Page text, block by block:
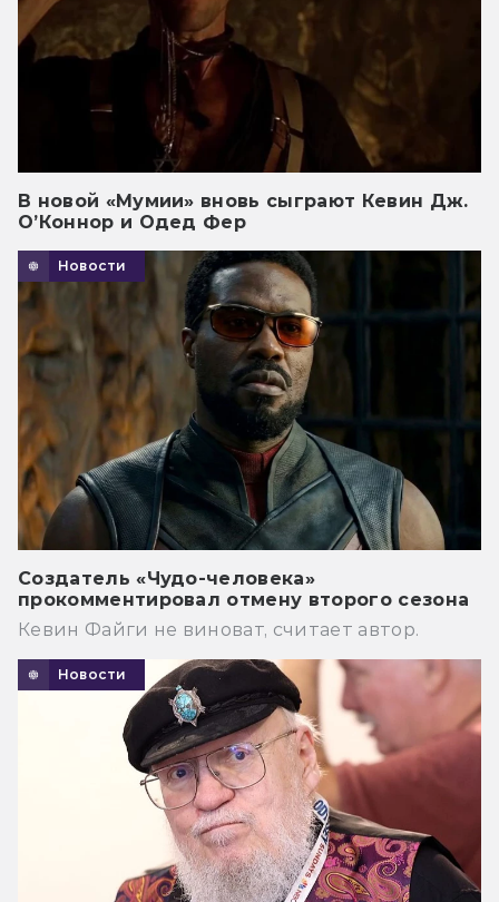
В новой «Мумии» вновь сыграют Кевин Дж.
О’Коннор и Одед Фер
Новости
Создатель «Чудо-человека»
прокомментировал отмену второго сезона
Кевин Файги не виноват, считает автор.
Новости